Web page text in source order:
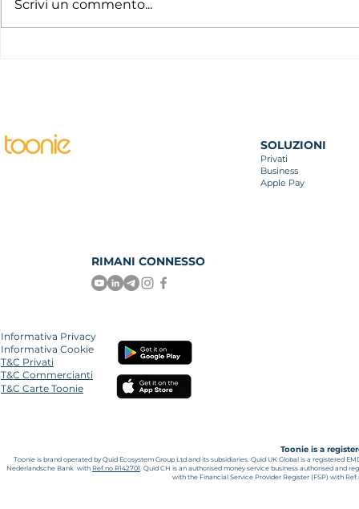
Scrivi un commento...
SOLUZIONI
Privati
Business
Apple Pay
RIMANI CONNESSO
Informativa Privacy
Informativa Cookie
T&C Privati
T&C Commercianti
T&C Carte Toonie
Toonie is a
Toonie is brand operated by Quid Ecosystem Group Ltd and its subsidiaries. Quid UK Global is a registered
Nederlandsche Bank with Ref.no R142701 . Quid CH is an authorised money service business authorised and
with the Financial Service Provider Register (FSP) with